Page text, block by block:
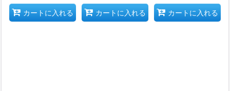
カートに入れる カートに入れる カートに入れる